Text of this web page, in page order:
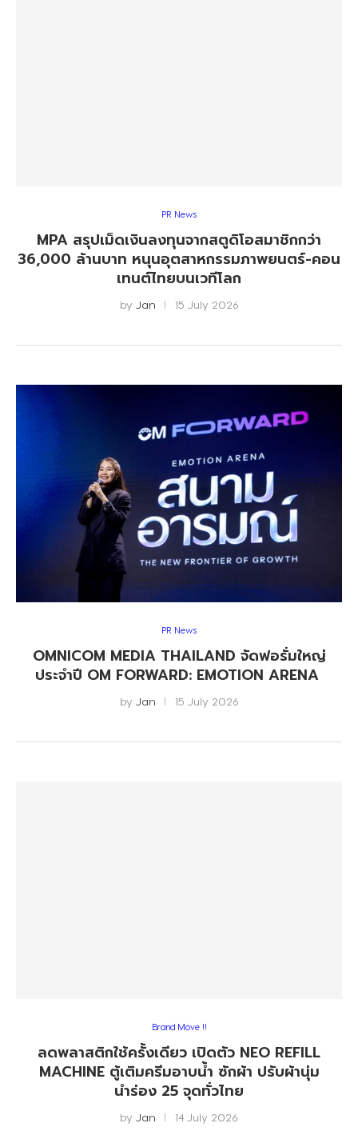
PR News
MPA สรุปเม็ดเงินลงทุนจากสตูดิโอสมาชิกกว่า
36,000 ล้านบาท หนุนอุตสาหกรรมภาพยนตร์-คอน
เทนต์ไทยบนเวทีโลก
by Jan 15 July 2026
PR News
OMNICOM MEDIA THAILAND จัดฟอรั่มใหญ่
ประจำปี OM FORWARD: EMOTION ARENA
by Jan 15 July 2026
Brand Move !!
ลดพลาสติกใช้ครั้งเดียว เปิดตัว NEO REFILL
MACHINE ตู้เติมครีมอาบน้ำ ซักผ้า ปรับผ้านุ่ม
นำร่อง 25 จุดทั่วไทย
by Jan 14 July 2026